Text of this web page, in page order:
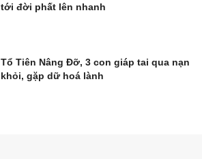
tới đời phất lên nhanh
Tổ Tiên Nâng Đỡ, 3 con giáp tai qua nạn
khỏi, gặp dữ hoá lành